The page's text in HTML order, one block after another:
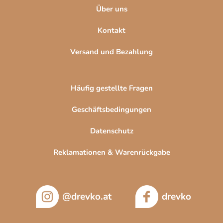
L
s
e
Über uns
Kontakt
Versand und Bezahlung
Häufig gestellte Fragen
Geschäftsbedingungen
Datenschutz
Reklamationen & Warenrückgabe
@drevko.at drevko